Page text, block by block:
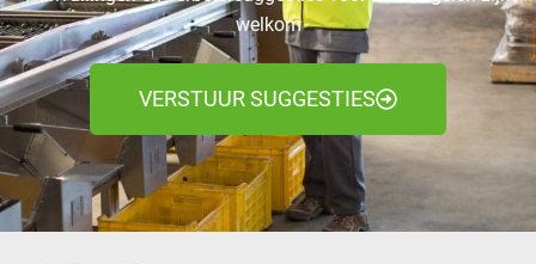
welkom
VERSTUUR SUGGESTIES